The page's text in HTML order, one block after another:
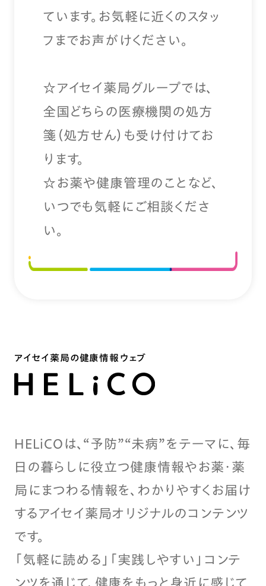
ています。お気軽に近くのスタッ
フまでお声がけください。
☆アイセイ薬局グループでは、
全国どちらの医療機関の処方
箋（処方せん）も受け付けてお
ります。
☆お薬や健康管理のことなど、
いつでも気軽にご相談くださ
い。
アイセイ薬局の健康情報ウェブ
HELiCOは、“予防”“未病”をテーマに、毎
日の暮らしに役立つ健康情報やお薬・薬
局にまつわる情報を、わかりやすくお届け
するアイセイ薬局オリジナルのコンテンツ
です。
「気軽に読める」「実践しやすい」コンテ
ンツを通じて、健康をもっと身近に感じて